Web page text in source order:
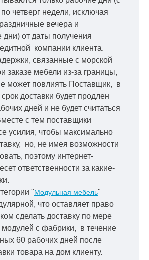
четверг недели, исключая
вечера и
дни) от даты получения
компании клиента.
связанные с морской
заказе мебели из-за границы,
может повлиять Поставщик, в
доставки будет продлен
дней и не будет считаться
с тем поставщики
усилия, чтобы максимально
но, не имея возможности
поэтому интернет-
ответственности за какие-
"Модульная мебель"
что оставляет право
сделать доставку по мере
модулей с фабрики, в течение
60 рабочих дней после
товара на дом клиенту.